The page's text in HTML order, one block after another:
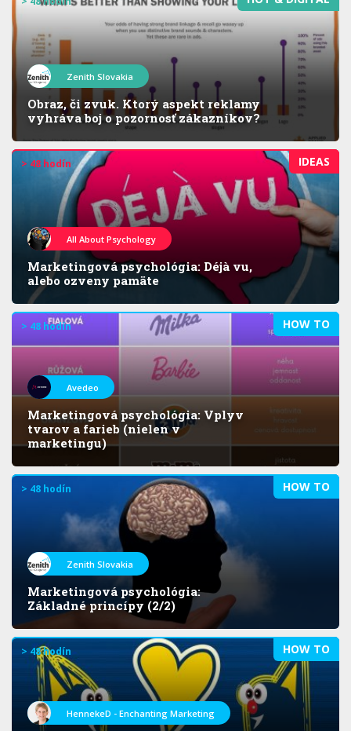
Zenith Slovakia
Obraz, či zvuk. Ktorý aspekt reklamy
vyhráva boj o pozornosť zákazníkov?
IDEAS
> 48 hodín
All About Psychology
Marketingová psychológia: Déjà vu,
alebo ozveny pamäte
HOW TO
> 48 hodín
Avedeo
Marketingová psychológia: Vplyv
tvarov a farieb (nielen v
marketingu)
HOW TO
> 48 hodín
Zenith Slovakia
Marketingová psychológia:
Základné princípy (2/2)
HOW TO
> 48 hodín
HennekeD - Enchanting Marketing